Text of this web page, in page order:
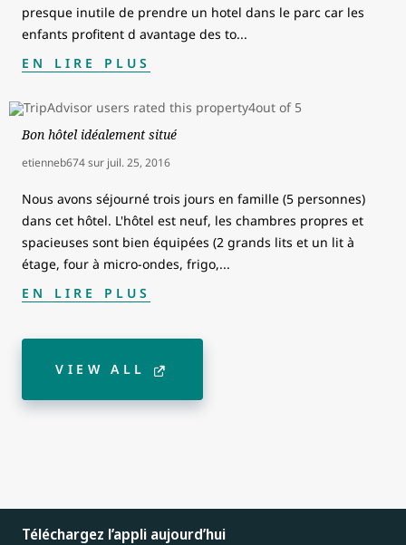
presque inutile de prendre un hotel dans le parc car les
enfants profitent d avantage des to...
EN LIRE PLUS
Bon hôtel idéalement situé
etienneb674sur juil. 25, 2016
Nous avons séjourné trois jours en famille (5 personnes)
dans cet hôtel. L'hôtel est neuf, les chambres propres et
spacieuses sont bien équipées (2 grands lits et un lit à
étage, four à micro-ondes, frigo,...
EN LIRE PLUS
VIEW ALL
Téléchargez l’appli aujourd’hui